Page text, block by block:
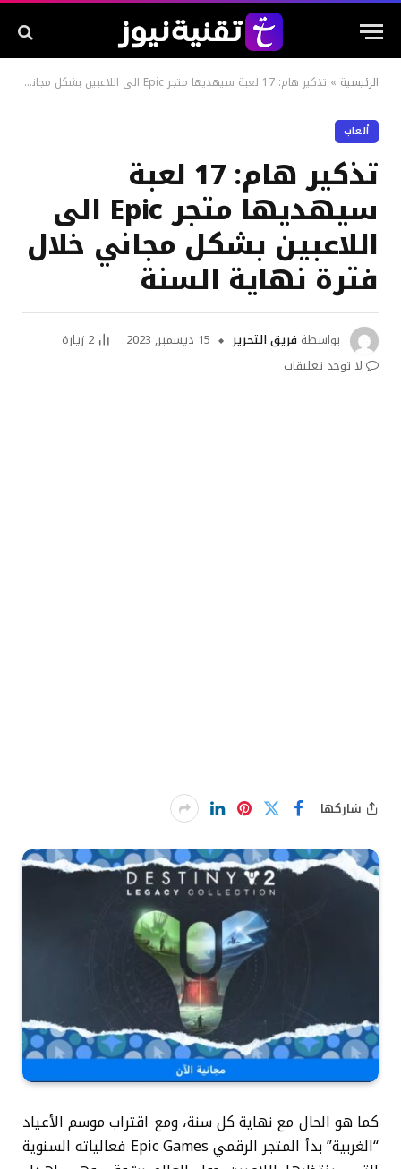
الرئيسية » تذكير هام: 17 لعبة سيهديها متجر Epic الى اللاعبين بشكل مجاني خلال فترة نهاية السنة
ألعاب
تذكير هام: 17 لعبة
سيهديها متجر Epic الى
اللاعبين بشكل مجاني خلال
فترة نهاية السنة
بواسطة فريق التحرير 15 ديسمبر, 2023 2 زيارة
لا توجد تعليقات
شاركها
كما هو الحال مع نهاية كل سنة، ومع اقتراب موسم الأعياد
“الغربية” بدأ المتجر الرقمي Epic Games فعالياته السنوية